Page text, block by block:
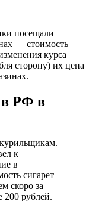
посещали
— стоимость
курса
сторону) их цена
в РФ в
к
в
сигарет
скоро за
200 рублей.